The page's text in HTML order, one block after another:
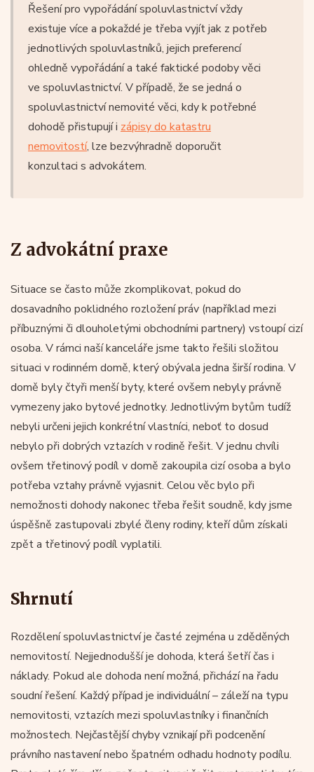
Řešení pro vypořádání spoluvlastnictví vždy
existuje více a pokaždé je třeba vyjít jak z potřeb
jednotlivých spoluvlastníků, jejich preferencí
ohledně vypořádání a také faktické podoby věci
ve spoluvlastnictví. V případě, že se jedná o
spoluvlastnictví nemovité věci, kdy k potřebné
dohodě přistupují i zápisy do katastru
nemovitostí, lze bezvýhradně doporučit
konzultaci s advokátem.
Z advokátní praxe
Situace se často může zkomplikovat, pokud do
dosavadního poklidného rozložení práv (například mezi
příbuznými či dlouholetými obchodními partnery) vstoupí cizí
osoba. V rámci naší kanceláře jsme takto řešili složitou
situaci v rodinném domě, který obývala jedna širší rodina. V
domě byly čtyři menší byty, které ovšem nebyly právně
vymezeny jako bytové jednotky. Jednotlivým bytům tudíž
nebyli určeni jejich konkrétní vlastníci, neboť to dosud
nebylo při dobrých vztazích v rodině řešit. V jednu chvíli
ovšem třetinový podíl v domě zakoupila cizí osoba a bylo
potřeba vztahy právně vyjasnit. Celou věc bylo při
nemožnosti dohody nakonec třeba řešit soudně, kdy jsme
úspěšně zastupovali zbylé členy rodiny, kteří dům získali
zpět a třetinový podíl vyplatili.
Shrnutí
Rozdělení spoluvlastnictví je časté zejména u zděděných
nemovitostí. Nejjednodušší je dohoda, která šetří čas i
náklady. Pokud ale dohoda není možná, přichází na řadu
soudní řešení. Každý případ je individuální – záleží na typu
nemovitosti, vztazích mezi spoluvlastníky i finančních
možnostech. Nejčastější chyby vznikají při podcenění
právního nastavení nebo špatném odhadu hodnoty podílu.